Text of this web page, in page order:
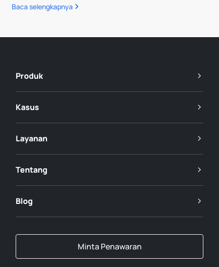
Baca selengkapnya
Produk
Kasus
Layanan
Tentang
Blog
Minta Penawaran